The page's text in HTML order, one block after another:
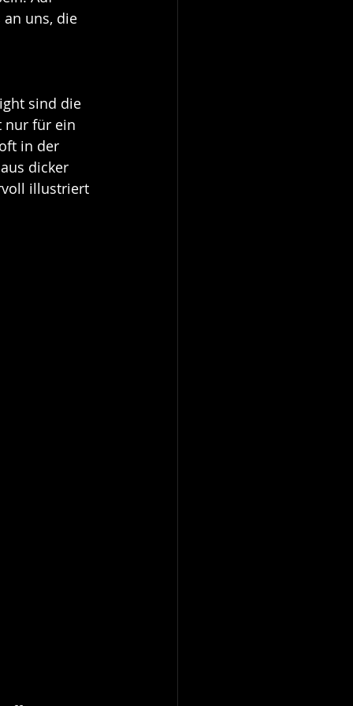
uns, die
sind die
nur für ein
in der
dicker
illustriert